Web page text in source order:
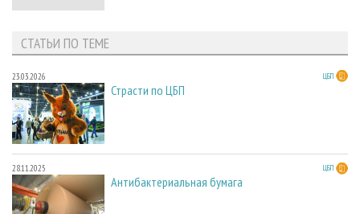
СТАТЬИ ПО ТЕМЕ
23.03.2026 ЦБП
Страсти по ЦБП
28.11.2025 ЦБП
Антибактериальная бумага